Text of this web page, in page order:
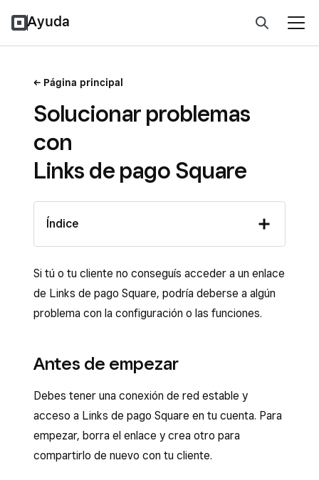
Ayuda
Página principal
Solucionar problemas
con
Links de pago Square
Índice
Si tú o tu cliente no conseguís acceder a un enlace
de Links de pago Square, podría deberse a algún
problema con la configuración o las funciones.
Antes de empezar
Debes tener una conexión de red estable y
acceso a Links de pago Square en tu cuenta. Para
empezar, borra el enlace y crea otro para
compartirlo de nuevo con tu cliente.